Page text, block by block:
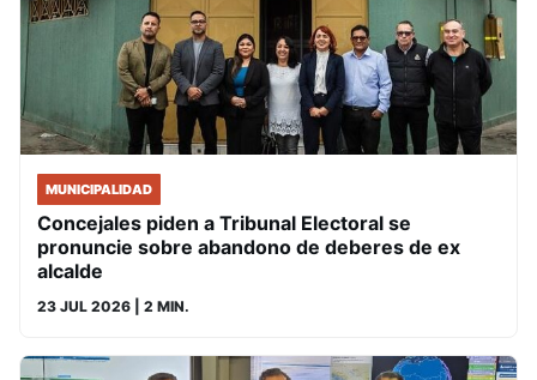
MUNICIPALIDAD
Concejales piden a Tribunal Electoral se
pronuncie sobre abandono de deberes de ex
alcalde
23 JUL 2026 | 2 MIN.